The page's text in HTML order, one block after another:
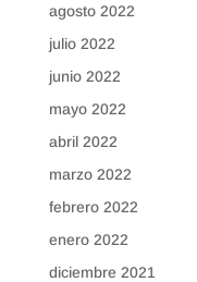
agosto 2022
julio 2022
junio 2022
mayo 2022
abril 2022
marzo 2022
febrero 2022
enero 2022
diciembre 2021